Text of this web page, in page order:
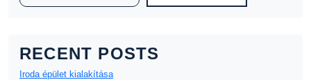
RECENT POSTS
Iroda épület kialakítása